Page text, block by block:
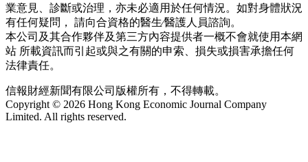
業意見、診斷或治理，亦未必適用於任何情況。如對身體狀況
有任何疑問， 請向合資格的醫生∕醫護人員諮詢。
本公司及其合作夥伴及第三方內容提供者一概不會就使用本網
站 所載資訊而引起或與之有關的申索、損失或損害承擔任何
法律責任。
信報財經新聞有限公司版權所有，不得轉載。
Copyright © 2026 Hong Kong Economic Journal Company
Limited. All rights reserved.